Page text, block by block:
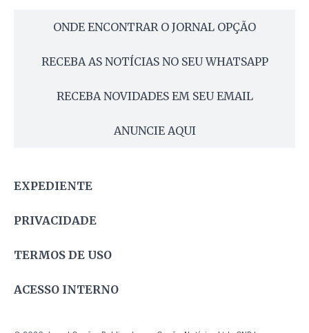
ONDE ENCONTRAR O JORNAL OPÇÃO
RECEBA AS NOTÍCIAS NO SEU WHATSAPP
RECEBA NOVIDADES EM SEU EMAIL
ANUNCIE AQUI
EXPEDIENTE
PRIVACIDADE
TERMOS DE USO
ACESSO INTERNO